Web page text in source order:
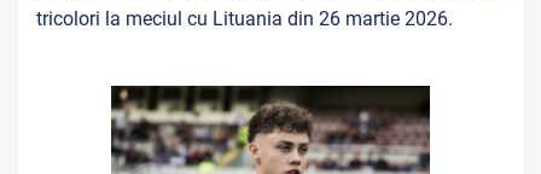
tricolori la meciul cu Lituania din 26 martie 2026.